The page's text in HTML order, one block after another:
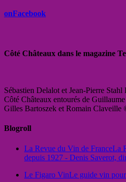
onFacebook
Côté Châteaux dans le magazine
Sébastien Delalot et Jean-Pierre Stahl
Côté Châteaux entourés de
Gilles Bartoszek et Romain Claveille
Blogroll
La Revue du Vin de FranceLa
depuis 1927 - Denis Saverot,
Le Figaro VinLe guide vin